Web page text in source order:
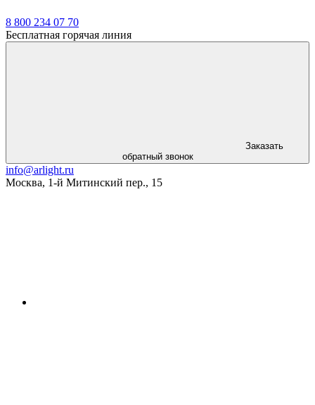
8 800 234 07 70
Бесплатная горячая линия
Заказать
обратный звонок
info@arlight.ru
Москва, 1-й Митинский пер., 15